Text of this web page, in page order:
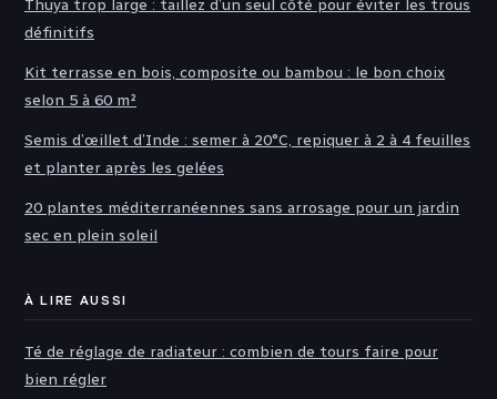
Thuya trop large : taillez d’un seul côté pour éviter les trous
définitifs
Kit terrasse en bois, composite ou bambou : le bon choix
selon 5 à 60 m²
Semis d’œillet d’Inde : semer à 20°C, repiquer à 2 à 4 feuilles
et planter après les gelées
20 plantes méditerranéennes sans arrosage pour un jardin
sec en plein soleil
À LIRE AUSSI
Té de réglage de radiateur : combien de tours faire pour
bien régler